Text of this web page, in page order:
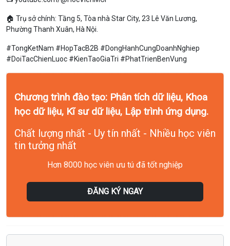
🏠 Trụ sở chính: Tầng 5, Tòa nhà Star City, 23 Lê Văn Lương,
Phường Thanh Xuân, Hà Nội.
#TongKetNam #HopTacB2B #DongHanhCungDoanhNghiep
#DoiTacChienLuoc #KienTaoGiaTri #PhatTrienBenVung
Chương trình đào tạo: Phân tích dữ liệu, Khoa
học dữ liệu, Kĩ sư dữ liệu, Lập trình ứng dụng.
Chất lượng nhất - Uy tín nhất - Nhiều học viên
tin tưởng nhất
Hơn 8000 học viên ưu tú đã tốt nghiệp
ĐĂNG KÝ NGAY